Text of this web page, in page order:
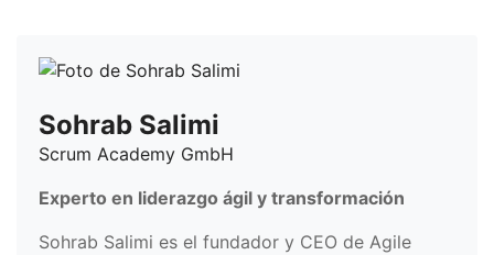
Sohrab Salimi
Scrum Academy GmbH
Experto en liderazgo ágil y transformación
Sohrab Salimi es el fundador y CEO de Agile